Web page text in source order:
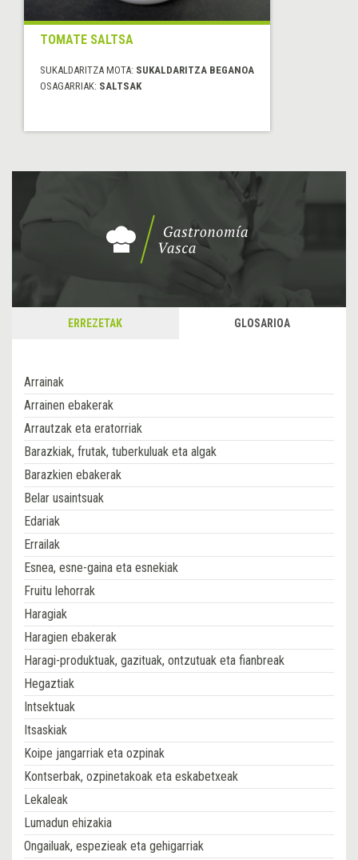
TOMATE SALTSA
SUKALDARITZA MOTA: SUKALDARITZA BEGANOA
OSAGARRIAK: SALTSAK
ERREZETAK GLOSARIOA
Arrainak
Arrainen ebakerak
Arrautzak eta eratorriak
Barazkiak, frutak, tuberkuluak eta algak
Barazkien ebakerak
Belar usaintsuak
Edariak
Errailak
Esnea, esne-gaina eta esnekiak
Fruitu lehorrak
Haragiak
Haragien ebakerak
Haragi-produktuak, gazituak, ontzutuak eta fianbreak
Hegaztiak
Intsektuak
Itsaskiak
Koipe jangarriak eta ozpinak
Kontserbak, ozpinetakoak eta eskabetxeak
Lekaleak
Lumadun ehizakia
Ongailuak, espezieak eta gehigarriak